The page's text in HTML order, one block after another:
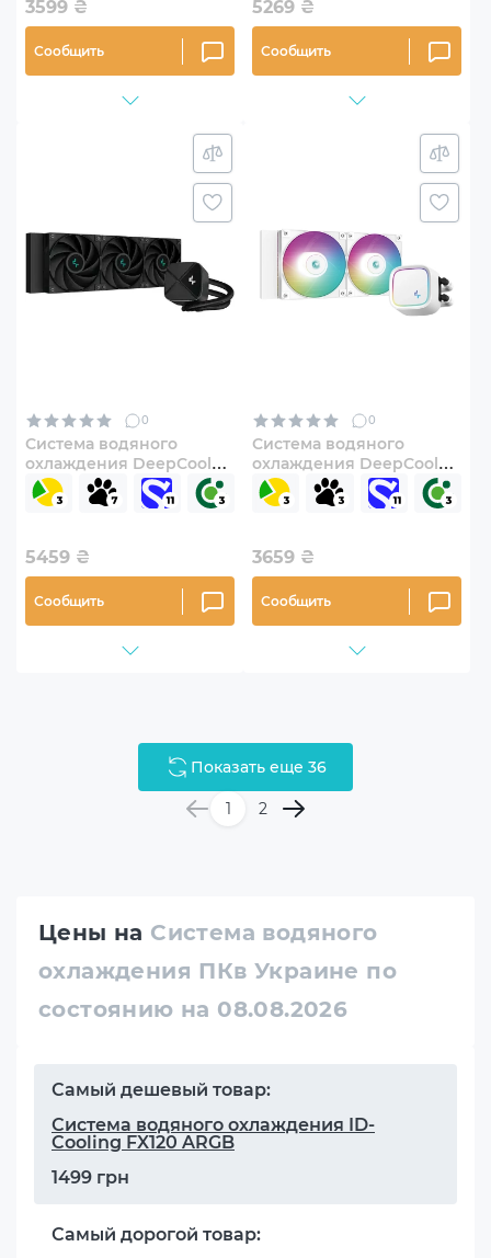
3599 ₴
Сообщить
5269 ₴
Сообщить
0
Система водяного
охлаждения DeepCool
LS720S Zero Dark (R-
LS720-BKNNMM-G-1)
5459 ₴
Сообщить
0
Система водяного
охлаждения DeepCool
LE520 WH (R-LE520-
WHAMMN-G-1)
3659 ₴
Сообщить
Показать еще 36
1 2
Цены на Система водяного
охлаждения ПКв Украине по
состоянию на 08.08.2026
Самый дешевый товар:
Система водяного охлаждения ID-
Cooling FX120 ARGB
1499 грн
Самый дорогой товар: